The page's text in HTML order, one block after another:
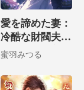
愛を諦めた妻：
冷酷な財閥夫の
遅すぎる執着
蜜羽みつる